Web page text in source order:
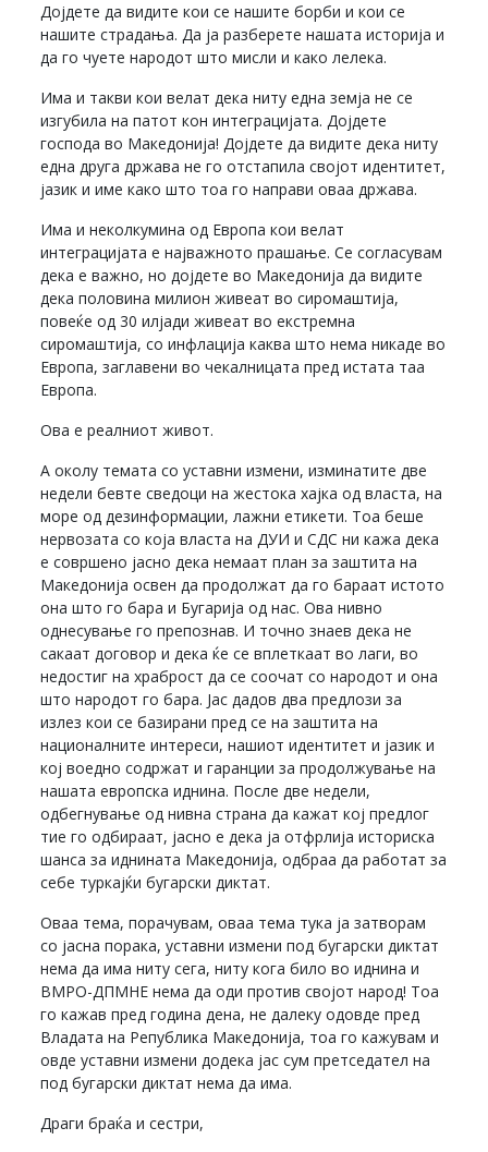
Дојдете да видите кои се нашите борби и кои се
нашите страдања. Да ја разберете нашата историја и
да го чуете народот што мисли и како лелека.
Има и такви кои велат дека ниту една земја не се
изгубила на патот кон интеграцијата. Дојдете
господа во Македонија! Дојдете да видите дека ниту
една друга држава не го отстапила својот идентитет,
јазик и име како што тоа го направи оваа држава.
Има и неколкумина од Европа кои велат
интеграцијата е најважното прашање. Се согласувам
дека е важно, но дојдете во Македонија да видите
дека половина милион живеат во сиромаштија,
повеќе од 30 илјади живеат во екстремна
сиромаштија, со инфлација каква што нема никаде во
Европа, заглавени во чекалницата пред истата таа
Европа.
Ова е реалниот живот.
А околу темата со уставни измени, изминатите две
недели бевте сведоци на жестока хајка од власта, на
море од дезинформации, лажни етикети. Тоа беше
нервозата со која власта на ДУИ и СДС ни кажа дека
е совршено јасно дека немаат план за заштита на
Македонија освен да продолжат да го бараат истото
она што го бара и Бугарија од нас. Ова нивно
однесување го препознав. И точно знаев дека не
сакаат договор и дека ќе се вплеткаат во лаги, во
недостиг на храброст да се соочат со народот и она
што народот го бара. Јас дадов два предлози за
излез кои се базирани пред се на заштита на
националните интереси, нашиот идентитет и јазик и
кој воедно содржат и гаранции за продолжување на
нашата европска иднина. После две недели,
одбегнување од нивна страна да кажат кој предлог
тие го одбираат, јасно е дека ја отфрлија историска
шанса за иднината Македонија, одбраа да работат за
себе туркајќи бугарски диктат.
Оваа тема, порачувам, оваа тема тука ја затворам
со јасна порака, уставни измени под бугарски диктат
нема да има ниту сега, ниту кога било во иднина и
ВМРО-ДПМНЕ нема да оди против својот народ! Тоа
го кажав пред година дена, не далеку одовде пред
Владата на Република Македонија, тоа го кажувам и
овде уставни измени додека јас сум претседател на
под бугарски диктат нема да има.
Драги браќа и сестри,